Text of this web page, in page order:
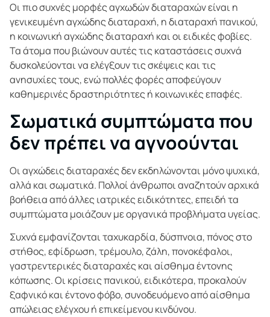
Οι πιο συχνές μορφές αγχωδών διαταραχών είναι η
γενικευμένη αγχώδης διαταραχή, η διαταραχή πανικού,
η κοινωνική αγχώδης διαταραχή και οι ειδικές φοβίες.
Τα άτομα που βιώνουν αυτές τις καταστάσεις συχνά
δυσκολεύονται να ελέγξουν τις σκέψεις και τις
ανησυχίες τους, ενώ πολλές φορές αποφεύγουν
καθημερινές δραστηριότητες ή κοινωνικές επαφές.
Σωματικά συμπτώματα που
δεν πρέπει να αγνοούνται
Οι αγχώδεις διαταραχές δεν εκδηλώνονται μόνο ψυχικά,
αλλά και σωματικά. Πολλοί άνθρωποι αναζητούν αρχικά
βοήθεια από άλλες ιατρικές ειδικότητες, επειδή τα
συμπτώματα μοιάζουν με οργανικά προβλήματα υγείας.
Συχνά εμφανίζονται ταχυκαρδία, δύσπνοια, πόνος στο
στήθος, εφίδρωση, τρέμουλο, ζάλη, πονοκέφαλοι,
γαστρεντερικές διαταραχές και αίσθημα έντονης
κόπωσης. Οι κρίσεις πανικού, ειδικότερα, προκαλούν
ξαφνικό και έντονο φόβο, συνοδευόμενο από αίσθημα
απώλειας ελέγχου ή επικείμενου κινδύνου.